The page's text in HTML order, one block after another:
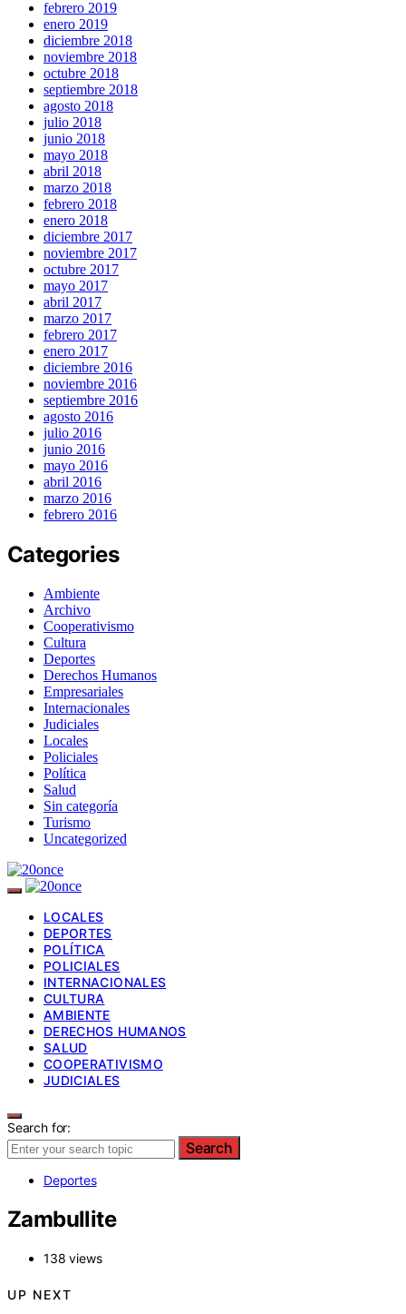
febrero 2019
enero 2019
diciembre 2018
noviembre 2018
octubre 2018
septiembre 2018
agosto 2018
julio 2018
junio 2018
mayo 2018
abril 2018
marzo 2018
febrero 2018
enero 2018
diciembre 2017
noviembre 2017
octubre 2017
mayo 2017
abril 2017
marzo 2017
febrero 2017
enero 2017
diciembre 2016
noviembre 2016
septiembre 2016
agosto 2016
julio 2016
junio 2016
mayo 2016
abril 2016
marzo 2016
febrero 2016
Categories
Ambiente
Archivo
Cooperativismo
Cultura
Deportes
Derechos Humanos
Empresariales
Internacionales
Judiciales
Locales
Policiales
Política
Salud
Sin categoría
Turismo
Uncategorized
LOCALES
DEPORTES
POLÍTICA
POLICIALES
INTERNACIONALES
CULTURA
AMBIENTE
DERECHOS HUMANOS
SALUD
COOPERATIVISMO
JUDICIALES
Search for:
Search
Deportes
Zambullite
138 views
UP NEXT